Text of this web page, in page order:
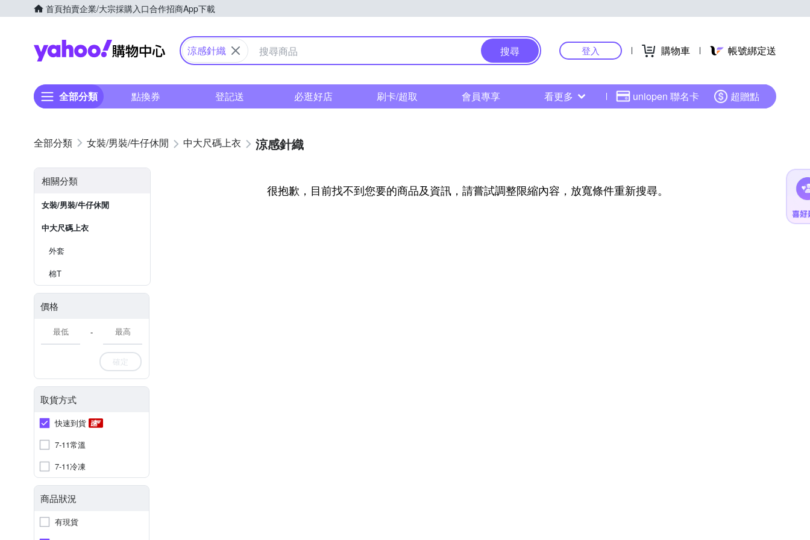
首頁拍賣企業/大宗採購入口合作招商App下載
Yahoo購物中心
涼感針織 搜尋 登入 購物車 帳號綁定送
全部分類 點換券 登記送 必逛好店 刷卡/超取 會員專享 看更多 uniopen 聯名卡 超贈點
女裝/男裝/牛仔休閒 中大尺碼上衣 涼感針織
相關分類
女裝/男裝/牛仔休閒
中大尺碼上衣
外套
棉T
價格
-
確定
取貨方式
快速到貨
7-11常溫
7-11冷凍
商品狀況
有現貨
很抱歉，目前找不到您要的商品及資訊，請嘗試調整限縮內容，放寬條件重新搜尋。